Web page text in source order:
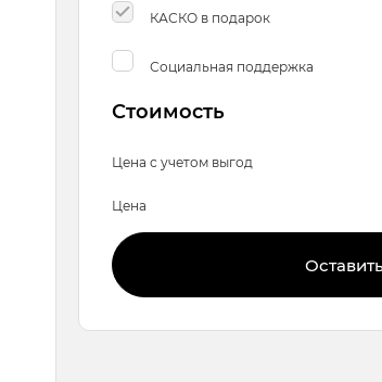
КАСКО в подарок
Социальная поддержка
Стоимость
Цена с учетом выгод
Цена